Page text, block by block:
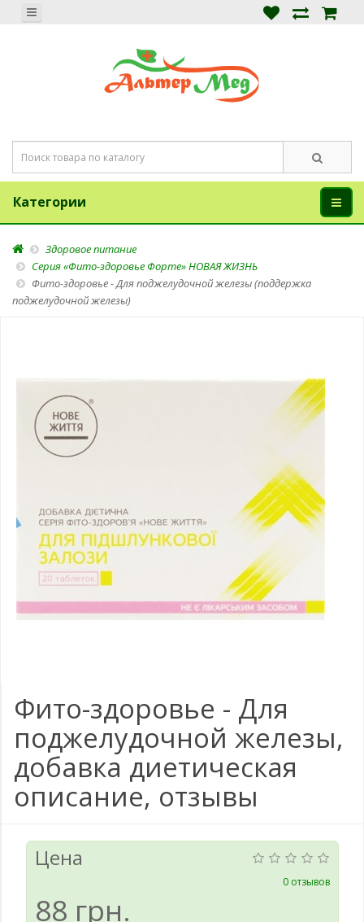
Категории
Здоровое питание
Серия «Фито-здоровье Форте» НОВАЯ ЖИЗНЬ
Фито-здоровье - Для поджелудочной железы (поддержка
поджелудочной железы)
Фито-здоровье - Для
поджелудочной железы,
добавка диетическая
описание, отзывы
0 отзывов
Цена
88 грн.